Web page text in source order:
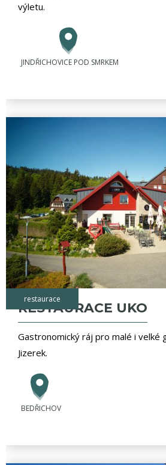
výletu.
JINDŘICHOVICE POD SMRKEM
restaurace
RESTAURACE UKO
Gastronomický ráj pro malé i velké
Jizerek.
BEDŘICHOV